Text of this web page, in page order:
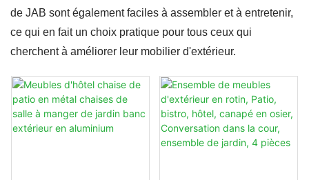
de JAB sont également faciles à assembler et à entretenir,
ce qui en fait un choix pratique pour tous ceux qui
cherchent à améliorer leur mobilier d'extérieur.